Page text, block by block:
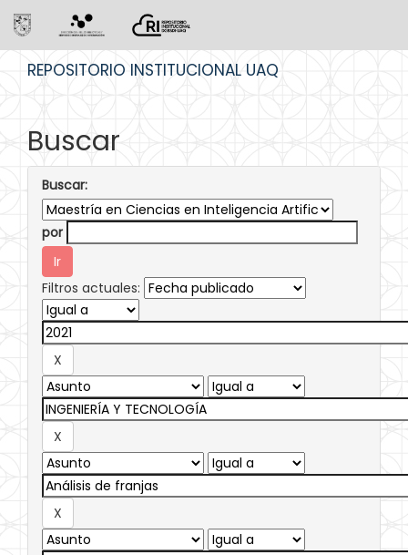
REPOSITORIO INSTITUCIONAL UAQ
Buscar
Buscar:
por
Filtros actuales: